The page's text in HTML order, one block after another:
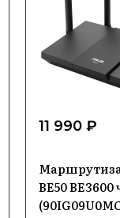
11 990 ₽
BE50